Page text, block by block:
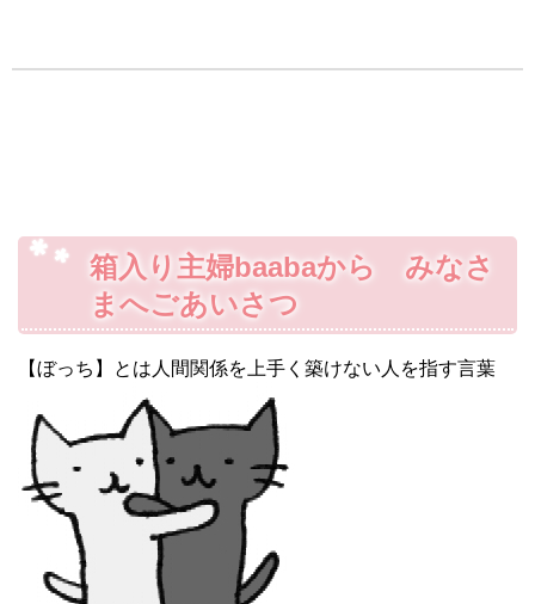
箱入り主婦baabaから みなさ
まへごあいさつ
【ぼっち】とは人間関係を上手く築けない人を指す言葉